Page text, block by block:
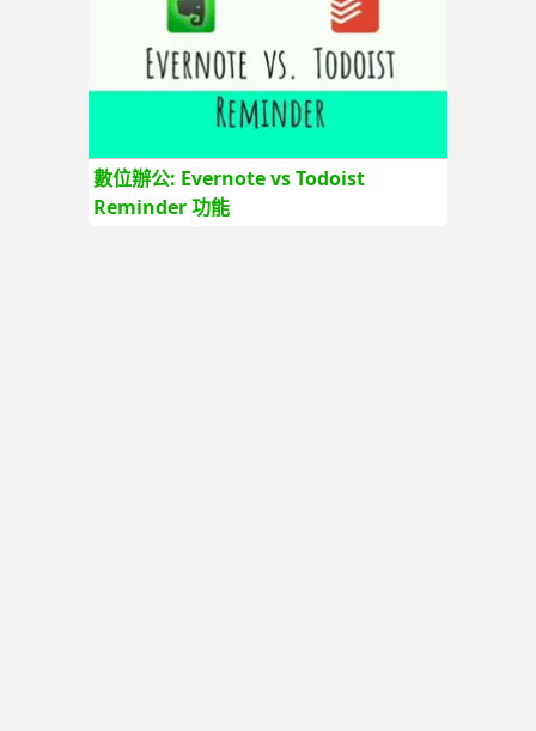
數位辦公: Evernote vs Todoist
Reminder 功能